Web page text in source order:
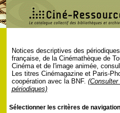
Notices descriptives des
française, de la Cinémathèque de
Cinéma et de l'image animée,
Les titres Cinémagazine et Paris-
coopération avec la BNF.
périodiques)
Sélectionner les critères de